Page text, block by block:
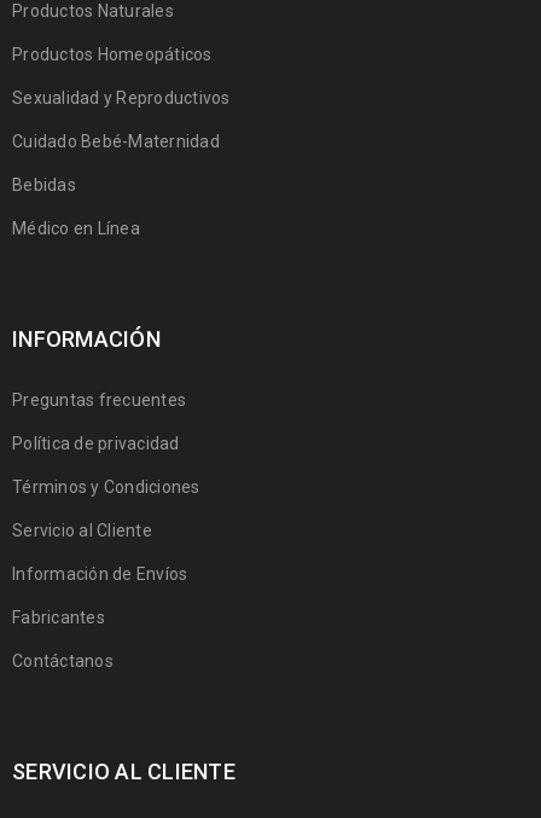
Productos Naturales
Productos Homeopáticos
Sexualidad y Reproductivos
Cuidado Bebé-Maternidad
Bebidas
Médico en Línea
INFORMACIÓN
Preguntas frecuentes
Política de privacidad
Términos y Condiciones
Servicio al Cliente
Información de Envíos
Fabricantes
Contáctanos
SERVICIO AL CLIENTE